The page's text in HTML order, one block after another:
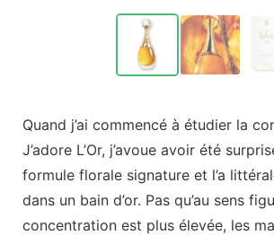
Quand j’ai commencé à étudier la
J’adore L’Or, j’avoue avoir été
formule florale signature et l’a
dans un bain d’or. Pas qu’au sens
concentration est plus élevée, les